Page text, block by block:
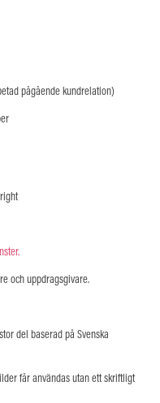
pågående kundrelation)
och uppdragsgivare.
del baserad på Svenska
får användas utan ett skriftligt